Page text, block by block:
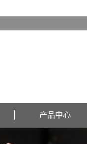
产品中心